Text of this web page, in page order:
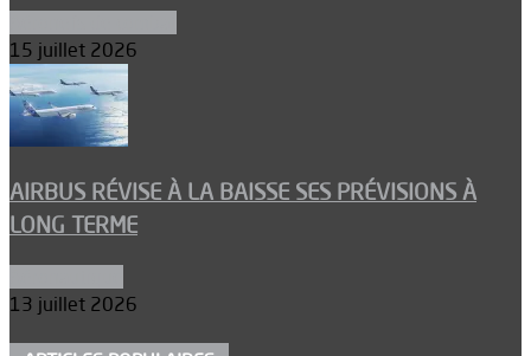
15 juillet 2026
AIRBUS RÉVISE À LA BAISSE SES PRÉVISIONS À
LONG TERME
13 juillet 2026